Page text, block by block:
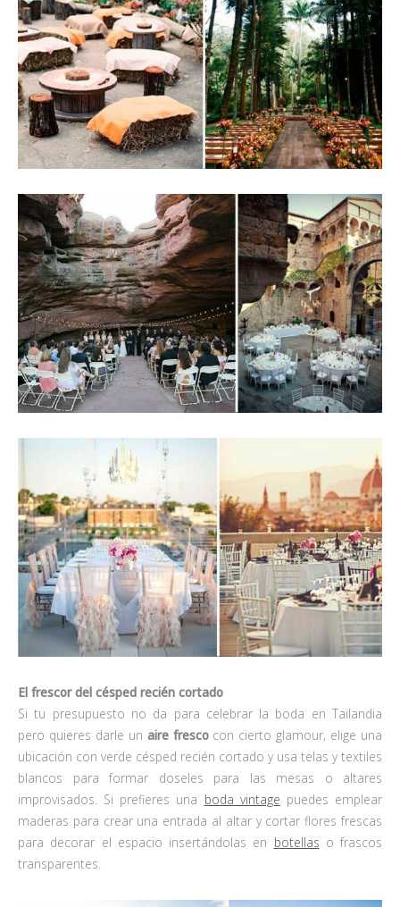
El frescor del césped recién cortado
Si tu presupuesto no da para celebrar la boda en Tailandia
pero quieres darle un aire fresco con cierto glamour, elige una
ubicación con verde césped recién cortado y usa telas y textiles
blancos para formar doseles para las mesas o altares
improvisados. Si prefieres una boda vintage puedes emplear
maderas para crear una entrada al altar y cortar flores frescas
para decorar el espacio insertándolas en botellas o frascos
transparentes.